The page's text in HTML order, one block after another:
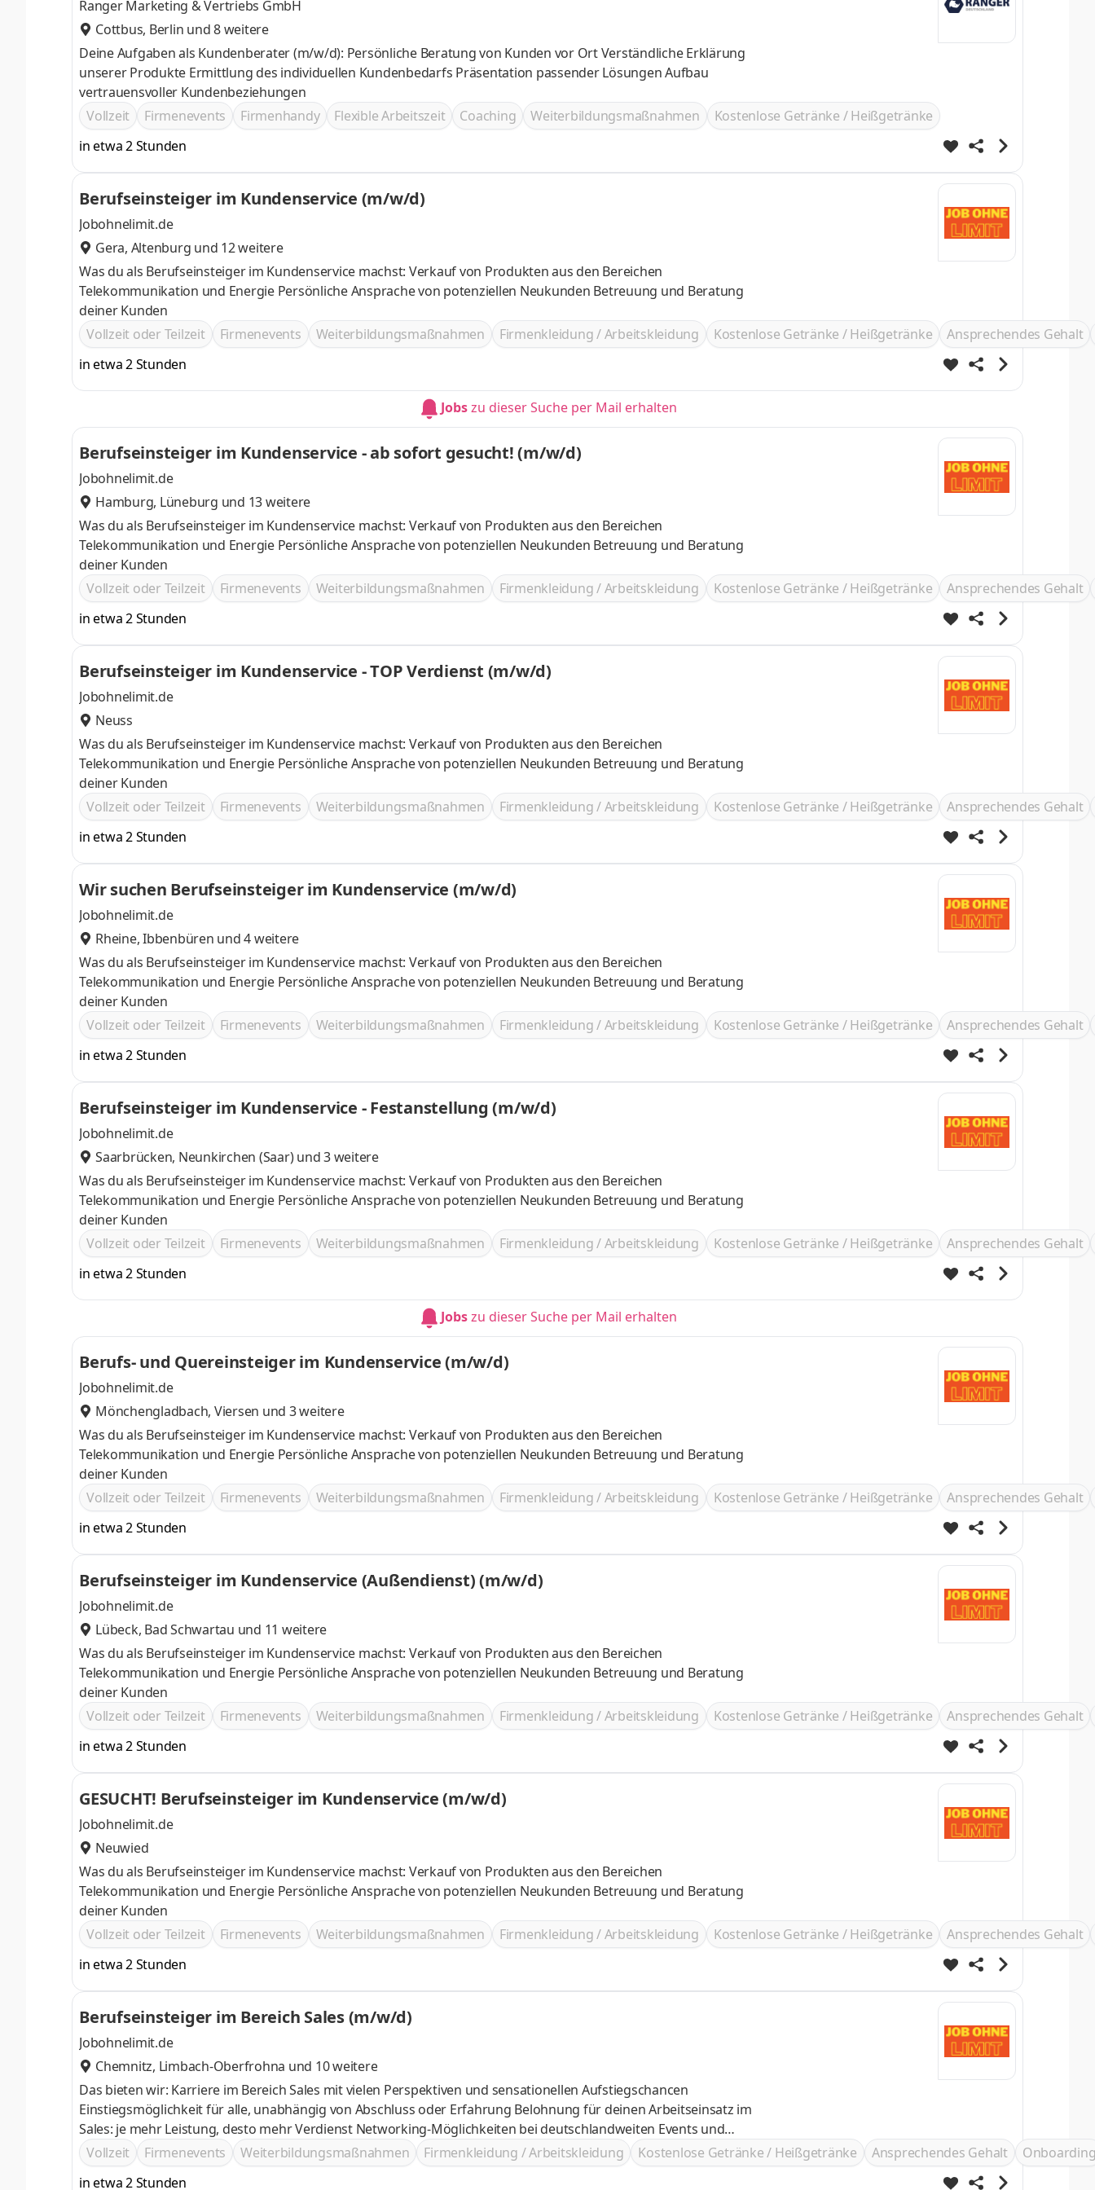
Ranger Marketing & Vertriebs GmbH
Cottbus, Berlin und 8 weitere
Deine Aufgaben als Kundenberater (m/w/d): Persönliche Beratung von Kunden vor Ort Verständliche Erklärung
unserer Produkte Ermittlung des individuellen Kundenbedarfs Präsentation passender Lösungen Aufbau
vertrauensvoller Kundenbeziehungen
Vollzeit
Firmenevents Firmenhandy Flexible Arbeitszeit Coaching Weiterbildungsmaßnahmen
Kostenlose Getränke / Heißgetränke
in etwa 2 Stunden
Berufseinsteiger im Kundenservice (m/w/d)
Jobohnelimit.de
Gera, Altenburg und 12 weitere
Was du als Berufseinsteiger im Kundenservice machst: Verkauf von Produkten aus den Bereichen
Telekommunikation und Energie Persönliche Ansprache von potenziellen Neukunden Betreuung und Beratung
deiner Kunden
Vollzeit oder Teilzeit
Firmenevents Weiterbildungsmaßnahmen Firmenkleidung / Arbeitskleidung Kostenlose Getränke / Heißgetränke
Ansprechendes Gehalt
in etwa 2 Stunden
Jobszu dieser Suche per Mail erhalten
Berufseinsteiger im Kundenservice - ab sofort gesucht! (m/w/d)
Jobohnelimit.de
Hamburg, Lüneburg und 13 weitere
Was du als Berufseinsteiger im Kundenservice machst: Verkauf von Produkten aus den Bereichen
Telekommunikation und Energie Persönliche Ansprache von potenziellen Neukunden Betreuung und Beratung
deiner Kunden
Vollzeit oder Teilzeit
Firmenevents Weiterbildungsmaßnahmen Firmenkleidung / Arbeitskleidung Kostenlose Getränke / Heißgetränke
Ansprechendes Gehalt
in etwa 2 Stunden
Berufseinsteiger im Kundenservice - TOP Verdienst (m/w/d)
Jobohnelimit.de
Neuss
Was du als Berufseinsteiger im Kundenservice machst: Verkauf von Produkten aus den Bereichen
Telekommunikation und Energie Persönliche Ansprache von potenziellen Neukunden Betreuung und Beratung
deiner Kunden
Vollzeit oder Teilzeit
Firmenevents Weiterbildungsmaßnahmen Firmenkleidung / Arbeitskleidung Kostenlose Getränke / Heißgetränke
Ansprechendes Gehalt
in etwa 2 Stunden
Wir suchen Berufseinsteiger im Kundenservice (m/w/d)
Jobohnelimit.de
Rheine,Ibbenbüren und 4 weitere
Was du als Berufseinsteiger im Kundenservice machst: Verkauf von Produkten aus den Bereichen
Telekommunikation und Energie Persönliche Ansprache von potenziellen Neukunden Betreuung und Beratung
deiner Kunden
Vollzeit oder Teilzeit
Firmenevents Weiterbildungsmaßnahmen Firmenkleidung / Arbeitskleidung Kostenlose Getränke / Heißgetränke
Ansprechendes Gehalt
in etwa 2 Stunden
Berufseinsteiger im Kundenservice - Festanstellung (m/w/d)
Jobohnelimit.de
Saarbrücken, Neunkirchen (Saar)und 3 weitere
Was du als Berufseinsteiger im Kundenservice machst: Verkauf von Produkten aus den Bereichen
Telekommunikation und Energie Persönliche Ansprache von potenziellen Neukunden Betreuung und Beratung
deiner Kunden
Vollzeit oder Teilzeit
Firmenevents Weiterbildungsmaßnahmen Firmenkleidung / Arbeitskleidung Kostenlose Getränke / Heißgetränke
Ansprechendes Gehalt
in etwa 2 Stunden
Jobszu dieser Suche per Mail erhalten
Berufs- und Quereinsteiger im Kundenservice (m/w/d)
Jobohnelimit.de
Mönchengladbach, Viersen und 3 weitere
Was du als Berufseinsteiger im Kundenservice machst: Verkauf von Produkten aus den Bereichen
Telekommunikation und Energie Persönliche Ansprache von potenziellen Neukunden Betreuung und Beratung
deiner Kunden
Vollzeit oder Teilzeit
Firmenevents Weiterbildungsmaßnahmen Firmenkleidung / Arbeitskleidung Kostenlose Getränke / Heißgetränke
Ansprechendes Gehalt
in etwa 2 Stunden
Berufseinsteiger im Kundenservice (Außendienst) (m/w/d)
Jobohnelimit.de
Lübeck, Bad Schwartau und 11 weitere
Was du als Berufseinsteiger im Kundenservice machst: Verkauf von Produkten aus den Bereichen
Telekommunikation und Energie Persönliche Ansprache von potenziellen Neukunden Betreuung und Beratung
deiner Kunden
Vollzeit oder Teilzeit
Firmenevents Weiterbildungsmaßnahmen Firmenkleidung / Arbeitskleidung Kostenlose Getränke / Heißgetränke
Ansprechendes Gehalt
in etwa 2 Stunden
GESUCHT! Berufseinsteiger im Kundenservice (m/w/d)
Jobohnelimit.de
Neuwied
Was du als Berufseinsteiger im Kundenservice machst: Verkauf von Produkten aus den Bereichen
Telekommunikation und Energie Persönliche Ansprache von potenziellen Neukunden Betreuung und Beratung
deiner Kunden
Vollzeit oder Teilzeit
Firmenevents Weiterbildungsmaßnahmen Firmenkleidung / Arbeitskleidung Kostenlose Getränke / Heißgetränke
Ansprechendes Gehalt
in etwa 2 Stunden
Berufseinsteiger im Bereich Sales (m/w/d)
Jobohnelimit.de
Chemnitz, Limbach-Oberfrohna und 10 weitere
Das bieten wir: Karriere im Bereich Sales mit vielen Perspektiven und sensationellen Aufstiegschancen
Einstiegsmöglichkeit für alle, unabhängig von Abschluss oder Erfahrung Belohnung für deinen Arbeitseinsatz im
Sales: je mehr Leistung, desto mehr Verdienst Networking-Möglichkeiten bei deutschlandweiten Events und
spannenden Incentive-Reisen Möglichkeit zur Vertiefung des Wissens durch E-Learning-Kurse, Schulungen und
Workshops
Vollzeit Firmenevents Weiterbildungsmaßnahmen Firmenkleidung / Arbeitskleidung Kostenlose Getränke / Heißgetränke Ansprechendes Gehalt
in etwa 2 Stunden